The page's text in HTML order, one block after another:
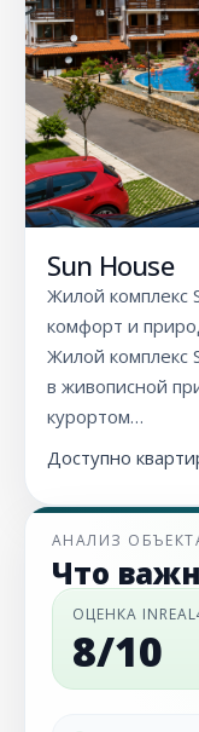
Sun House
Жилой комплекс
комфорт и
Жилой комплекс
в живописной
курортом…
Доступно
АНАЛИЗ
Что
ОЦЕНКА
8/10